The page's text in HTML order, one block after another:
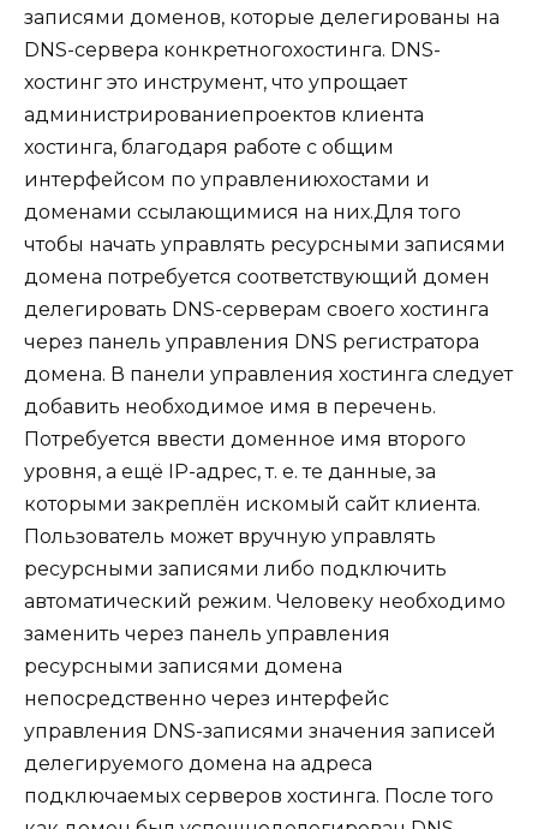
записями доменов, которые делегированы на
DNS-сервера конкретногохостинга. DNS-
хостинг это инструмент, что упрощает
администрированиепроектов клиента
хостинга, благодаря работе с общим
интерфейсом по управлениюхостами и
доменами ссылающимися на них.Для того
чтобы начать управлять ресурсными записями
домена потребуется соответствующий домен
делегировать DNS-серверам своего хостинга
через панель управления DNS регистратора
домена. В панели управления хостинга следует
добавить необходимое имя в перечень.
Потребуется ввести доменное имя второго
уровня, а ещё IP-адрес, т. е. те данные, за
которыми закреплён искомый сайт клиента.
Пользователь может вручную управлять
ресурсными записями либо подключить
автоматический режим. Человеку необходимо
заменить через панель управления
ресурсными записями домена
непосредственно через интерфейс
управления DNS-записями значения записей
делегируемого домена на адреса
подключаемых серверов хостинга. После того